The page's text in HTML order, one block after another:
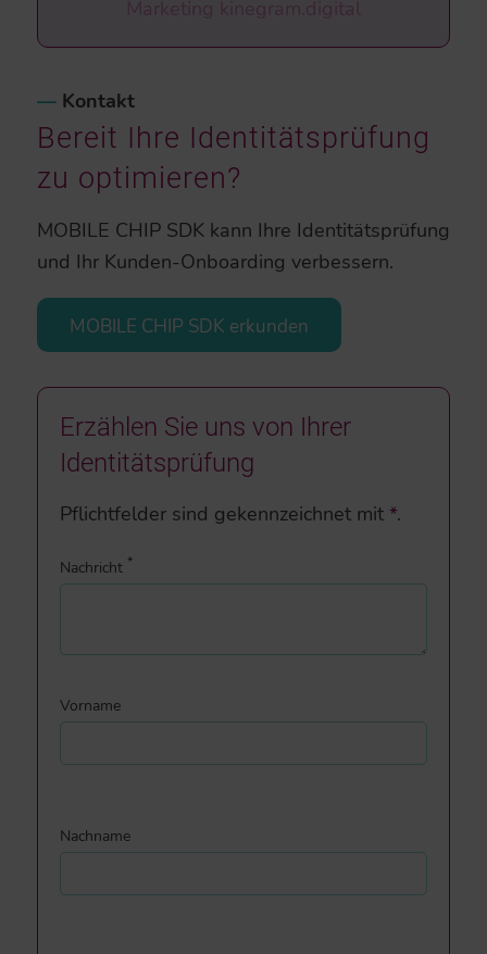
––Kontakt
Bereit Ihre Identitätsprüfung
zu optimieren?
MOBILE CHIP SDK kann Ihre Identitätsprüfung
und Ihr Kunden-Onboarding verbessern.
MOBILE CHIP SDK erkunden
Erzählen Sie uns von Ihrer
Identitätsprüfung
Pflichtfelder sind gekennzeichnet mit *.
Nachricht *
Vorname
Nachname